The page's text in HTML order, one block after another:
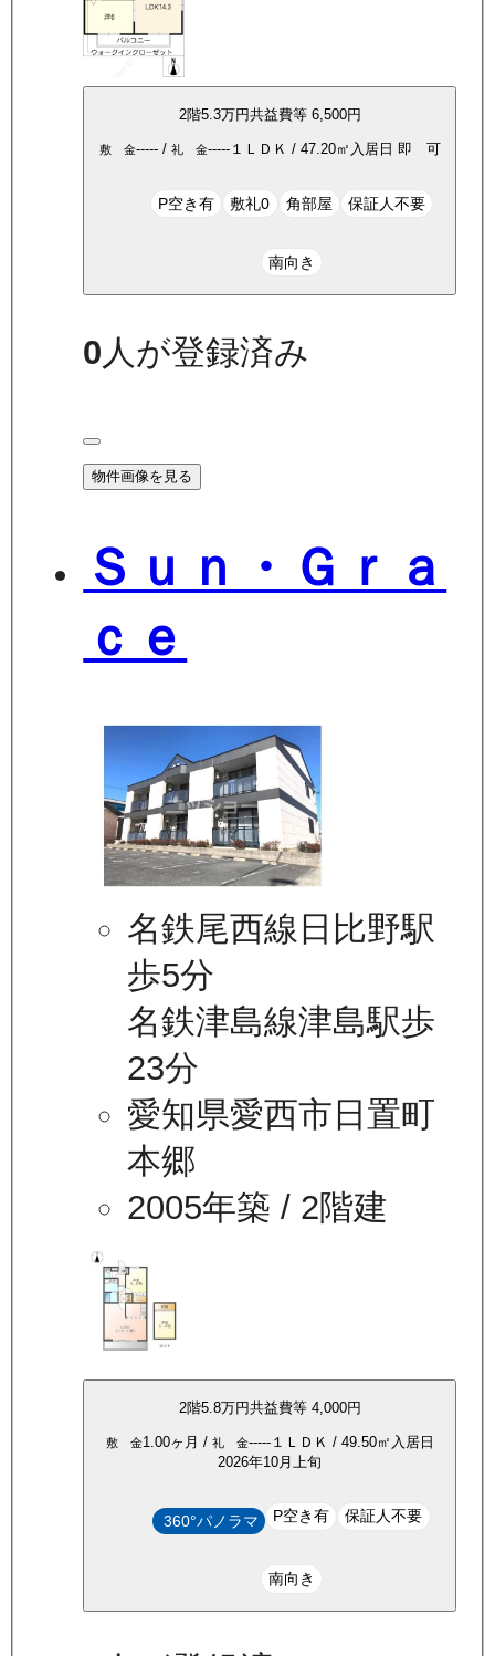
2階5.3万円共益費等 6,500円
敷 金-----/ 礼 金-----１ＬＤＫ / 47.20㎡ 入居日 即 可
P空き有 敷礼0 角部屋 保証人不要
南向き
0 人が登録済み
物件画像を見る
Ｓｕｎ・Ｇｒａ
ｃｅ
名鉄尾西線日比野駅
歩5分
名鉄津島線津島駅歩
23分
愛知県愛西市日置町
本郷
2005年築 / 2階建
2階5.8万円共益費等 4,000円
敷 金1.00ヶ月 / 礼 金-----１ＬＤＫ / 49.50㎡ 入居日
2026年10月上旬
360°パノラマ P空き有 保証人不要
南向き